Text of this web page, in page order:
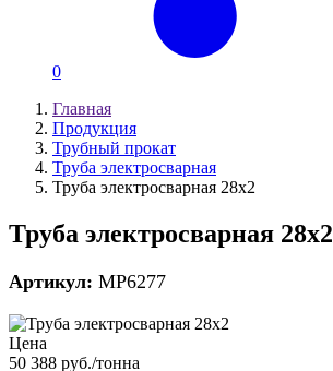
0
Главная
Продукция
Трубный прокат
Труба электросварная
Труба электросварная 28х2
Труба электросварная 28х2
Артикул: MP6277
Цена
50 388 руб./тонна